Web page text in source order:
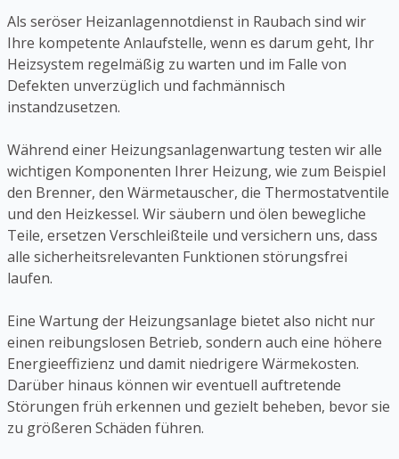
Als seröser Heizanlagennotdienst in Raubach sind wir
Ihre kompetente Anlaufstelle, wenn es darum geht, Ihr
Heizsystem regelmäßig zu warten und im Falle von
Defekten unverzüglich und fachmännisch
instandzusetzen.
Während einer Heizungsanlagenwartung testen wir alle
wichtigen Komponenten Ihrer Heizung, wie zum Beispiel
den Brenner, den Wärmetauscher, die Thermostatventile
und den Heizkessel. Wir säubern und ölen bewegliche
Teile, ersetzen Verschleißteile und versichern uns, dass
alle sicherheitsrelevanten Funktionen störungsfrei
laufen.
Eine Wartung der Heizungsanlage bietet also nicht nur
einen reibungslosen Betrieb, sondern auch eine höhere
Energieeffizienz und damit niedrigere Wärmekosten.
Darüber hinaus können wir eventuell auftretende
Störungen früh erkennen und gezielt beheben, bevor sie
zu größeren Schäden führen.